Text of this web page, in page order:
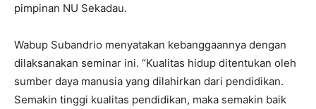
pimpinan NU Sekadau.
Wabup Subandrio menyatakan kebanggaannya dengan
dilaksanakan seminar ini. “Kualitas hidup ditentukan oleh
sumber daya manusia yang dilahirkan dari pendidikan.
Semakin tinggi kualitas pendidikan, maka semakin baik